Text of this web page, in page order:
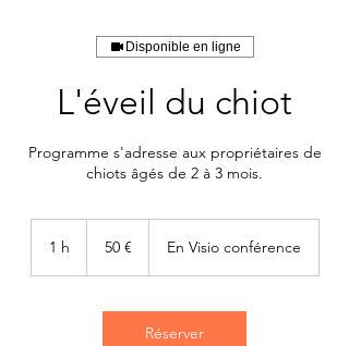
Disponible en ligne
L'éveil du chiot
Programme s'adresse aux propriétaires de
chiots âgés de 2 à 3 mois.
1 h 50 € En Visio conférence
Réserver